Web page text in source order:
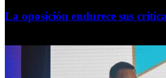
La oposición endurece sus